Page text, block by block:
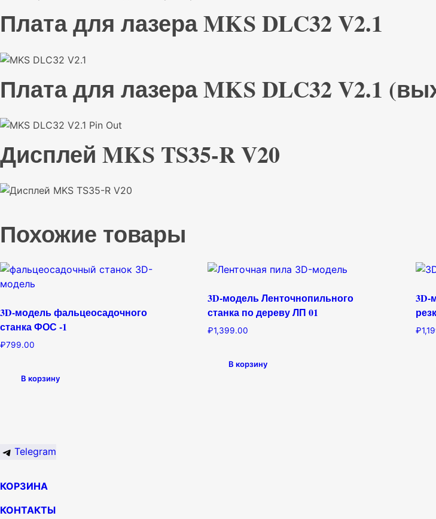
Плата для лазера MKS DLC32 V2.1
Плата для лазера MKS DLC32 V2.1
Дисплей MKS TS35-R V20
Похожие товары
3D-модель фальцеосадочного
станка ФОС -1
₽799.00
В корзину
3D-модель Ленточнопильного
станка по дереву ЛП 01
₽1,399.00
В корзину
3D-
₽
Telegram
КОРЗИНА
КОНТАКТЫ